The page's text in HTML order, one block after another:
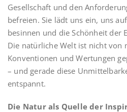
Gesellschaft und den
befreien. Sie lädt uns ein, uns
besinnen und die Schönheit der
Die natürliche Welt ist nicht von
Konventionen und Wertungen
– und gerade diese
entspannt.
Die Natur als Quelle der